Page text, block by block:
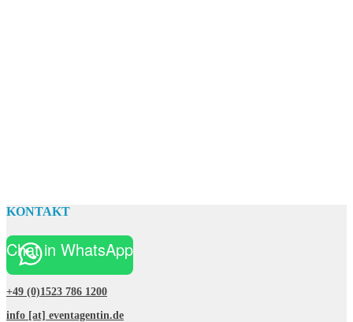
KONTAKT
Chat in WhatsApp
+49 (0)1523 786 1200
info [at] eventagentin.de